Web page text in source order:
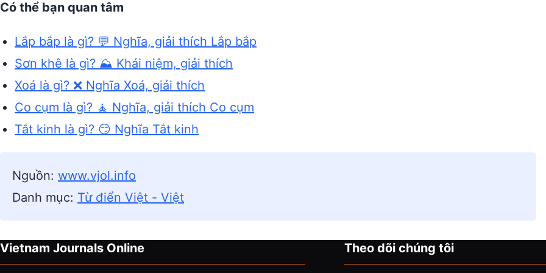
Có thể bạn quan tâm
Lắp bắp là gì? 💬 Nghĩa, giải thích Lắp bắp
Sơn khê là gì? ⛰️ Khái niệm, giải thích
Xoá là gì? ❌ Nghĩa Xoá, giải thích
Co cụm là gì? 🧘 Nghĩa, giải thích Co cụm
Tắt kinh là gì? 😏 Nghĩa Tắt kinh
Nguồn: www.vjol.info
Danh mục: Từ điển Việt - Việt
Vietnam Journals Online Theo dõi chúng tôi